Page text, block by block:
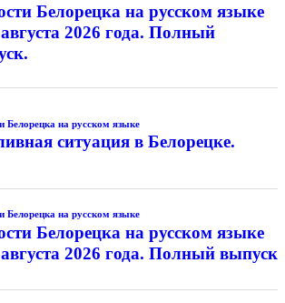
Белорецка на русском языке
2026 года. Полный
Белорецка на русском языке
ситуация в Белорецке.
Белорецка на русском языке
Белорецка на русском языке
2026 года. Полный выпуск